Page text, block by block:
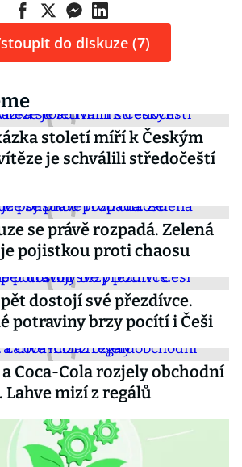
do diskuze (7)
století míří k Českým
je schválili středočeští
se právě rozpadá. Zelená
pojistkou proti chaosu
dostojí své přezdívce.
potraviny brzy pocítí i Češi
Coca-Cola rozjely obchodní
Lahve mizí z regálů